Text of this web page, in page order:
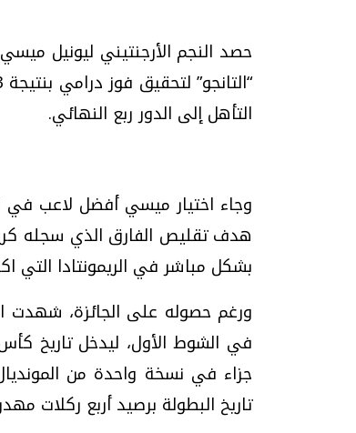
حصد النجم الأرجنتيني ليونيل
التأهل إلى الدور ربع النهائي.
وجاء اختيار ميسي أفضل لاعب في
هدف تقليص الفارق الذي سجله
بشكل مباشر في الريمونتادا التي
ورغم حصوله على الجائزة، شهدت
في الشوط الأول، ليدخل تاريخ
جزاء في نسخة واحدة من
تاريخ البطولة برصيد أربع ركلات
وتحديات